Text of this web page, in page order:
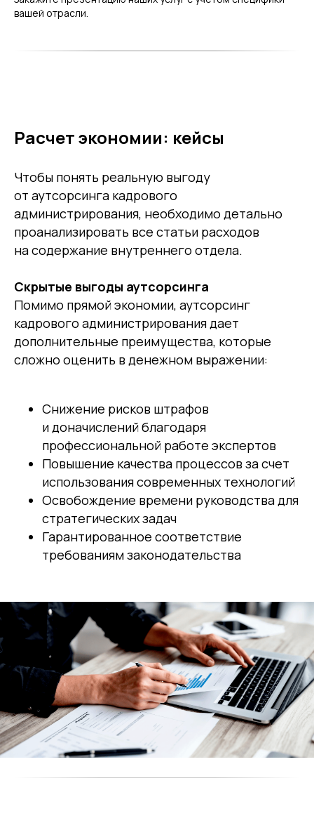
вашей отрасли.
Расчет экономии: кейсы
Чтобы понять реальную выгоду
от аутсорсинга кадрового
администрирования, необходимо детально
проанализировать все статьи расходов
на содержание внутреннего отдела.
Скрытые выгоды аутсорсинга
Помимо прямой экономии, аутсорсинг
кадрового администрирования дает
дополнительные преимущества, которые
сложно оценить в денежном выражении:
Снижение рисков штрафов
и доначислений благодаря
профессиональной работе экспертов
Повышение качества процессов за счет
использования современных технологий
Освобождение времени руководства для
стратегических задач
Гарантированное соответствие
требованиям законодательства